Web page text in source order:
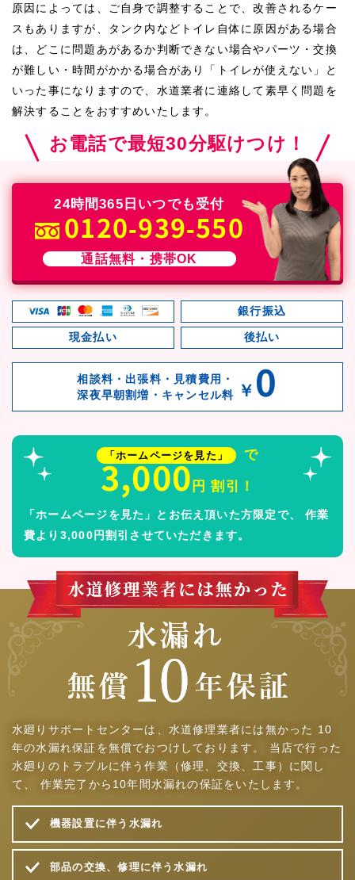
原因によっては、ご自身で調整することで、改善されるケー
スもありますが、タンク内などトイレ自体に原因がある場合
は、どこに問題あがあるか判断できない場合やパーツ・交換
が難しい・時間がかかる場合があり「トイレが使えない」と
いった事になりますので、水道業者に連絡して素早く問題を
解決することをおすすめいたします。
お電話で最短30分駆けつけ！
24時間365日いつでも受付
0120-939-550
通話無料・携帯OK
現金払い
銀行振込
後払い
相談料・出張料・見積費用・
深夜早朝割増・キャンセル料
￥ 0
「ホームページを見た」 で
3,000 円 割引！
「ホームページを見た」とお伝え頂いた方限定で、
作業
費より3,000円割引させていただきます。
水廻りサポートセンターは、水道修理業者には無かった
10
年の水漏れ保証を無償でおつけしております。
当店で行った
水廻りのトラブルに伴う作業（修理、交換、工事）に関し
て、
作業完了から10年間水漏れの保証をいたします。
機器設置に伴う水漏れ
部品の交換、修理に伴う水漏れ